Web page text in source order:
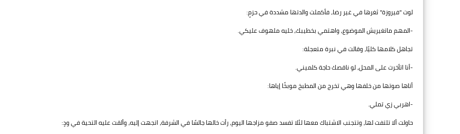
لوت "فيروزة" ثغرها في غير رضا، فأكملت والدتها مشددة في حزمٍ:
-المهم ماتغيريش الموضوع، واهتمي بخطيبك، خليه ملهوف عليكي.
تجاهل كلامها كليًا، وقالت في نبرة متعجلة:
-أنا اتأخرت على المحل، لو ناقصك حاجة كلميني.
أتاها صوتها من خلفها وهي تخرج من المطبخ موبخًا إياها:
-اهربي زي تملي.
حاولت ألا تلتفت لها، وتتجنب الاشتباك معها لئلا تفسد صفو مزاجها اليوم، رأت خالها جالسًا في الشرفة، اتجهت إليه، وألقت عليه التحية في ودٍ: